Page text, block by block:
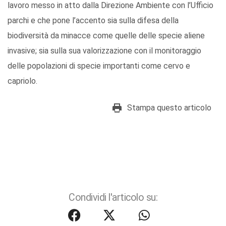
lavoro messo in atto dalla Direzione Ambiente con l’Ufficio
parchi e che pone l’accento sia sulla difesa della
biodiversità da minacce come quelle delle specie aliene
invasive; sia sulla sua valorizzazione con il monitoraggio
delle popolazioni di specie importanti come cervo e
capriolo.
Stampa questo articolo
Condividi l'articolo su: